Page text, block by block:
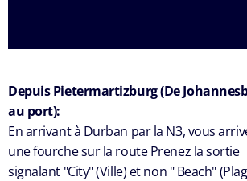
Depuis Pietermartizburg (De
au port):
En arrivant à Durban par la N3, vous
une fourche sur la route Prenez la sortie
signalant "City" (Ville) et non " Beach"